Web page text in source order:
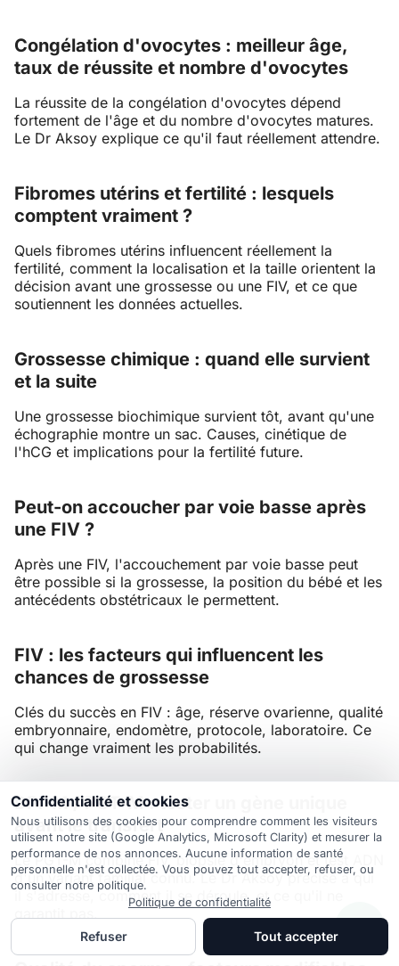
Congélation d'ovocytes : meilleur âge,
taux de réussite et nombre d'ovocytes
La réussite de la congélation d'ovocytes dépend
fortement de l'âge et du nombre d'ovocytes matures.
Le Dr Aksoy explique ce qu'il faut réellement attendre.
Fibromes utérins et fertilité : lesquels
comptent vraiment ?
Quels fibromes utérins influencent réellement la
fertilité, comment la localisation et la taille orientent la
décision avant une grossesse ou une FIV, et ce que
soutiennent les données actuelles.
Grossesse chimique : quand elle survient
et la suite
Une grossesse biochimique survient tôt, avant qu'une
échographie montre un sac. Causes, cinétique de
l'hCG et implications pour la fertilité future.
Peut-on accoucher par voie basse après
une FIV ?
Après une FIV, l'accouchement par voie basse peut
être possible si la grossesse, la position du bébé et les
antécédents obstétricaux le permettent.
FIV : les facteurs qui influencent les
chances de grossesse
Clés du succès en FIV : âge, réserve ovarienne, qualité
embryonnaire, endomètre, protocole, laboratoire. Ce
qui change vraiment les probabilités.
DPI-M / PGT-M : tester un gène unique
avant le transfert
Le PGT-M combine FIV, biopsie d'embryon et test ADN
d'un variant familial connu. Le Dr Aksoy précise à qui
il s'adresse, comment il se déroule, et ce qu'il ne
garantit pas.
Confidentialité et cookies
Nous utilisons des cookies pour comprendre comment les visiteurs
utilisent notre site (Google Analytics, Microsoft Clarity) et mesurer la
performance de nos annonces. Aucune information de santé
personnelle n'est collectée. Vous pouvez tout accepter, refuser, ou
consulter notre politique.
Politique de confidentialité
Refuser Tout accepter